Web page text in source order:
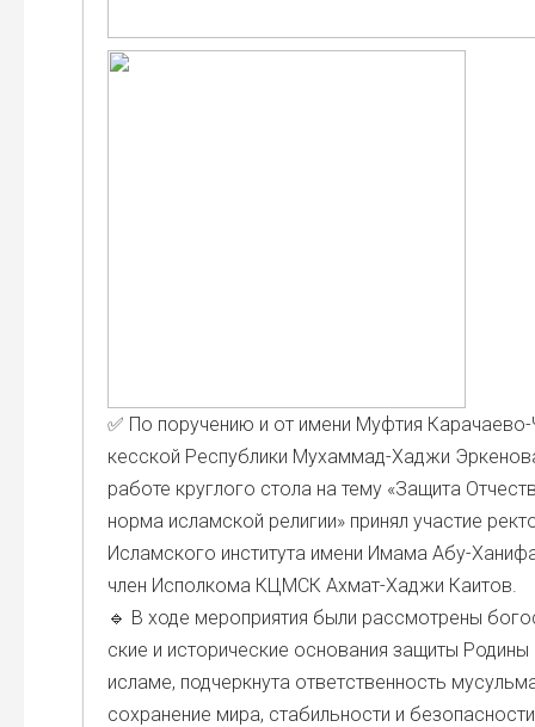
✅ По пору­че­нию и от име­ни Муф­тия
кес­ской Рес­пуб­ли­ки Мухам­мад-Хаджи
рабо­те круг­ло­го сто­ла на тему «Защи­та
нор­ма ислам­ской рели­гии» при­нял уча­стие
Ислам­ско­го инсти­ту­та име­ни Има­ма Абу-
член Испол­ко­ма КЦМСК Ахмат-Хаджи Каи­тов.
🔹 В ходе меро­при­я­тия были рас­смот­ре­ны
ские и исто­ри­че­ские осно­ва­ния защи­ты Роди­ны
исла­ме, под­черк­ну­та ответ­ствен­ность
сохра­не­ние мира, ста­биль­но­сти и без­опас­но­сти